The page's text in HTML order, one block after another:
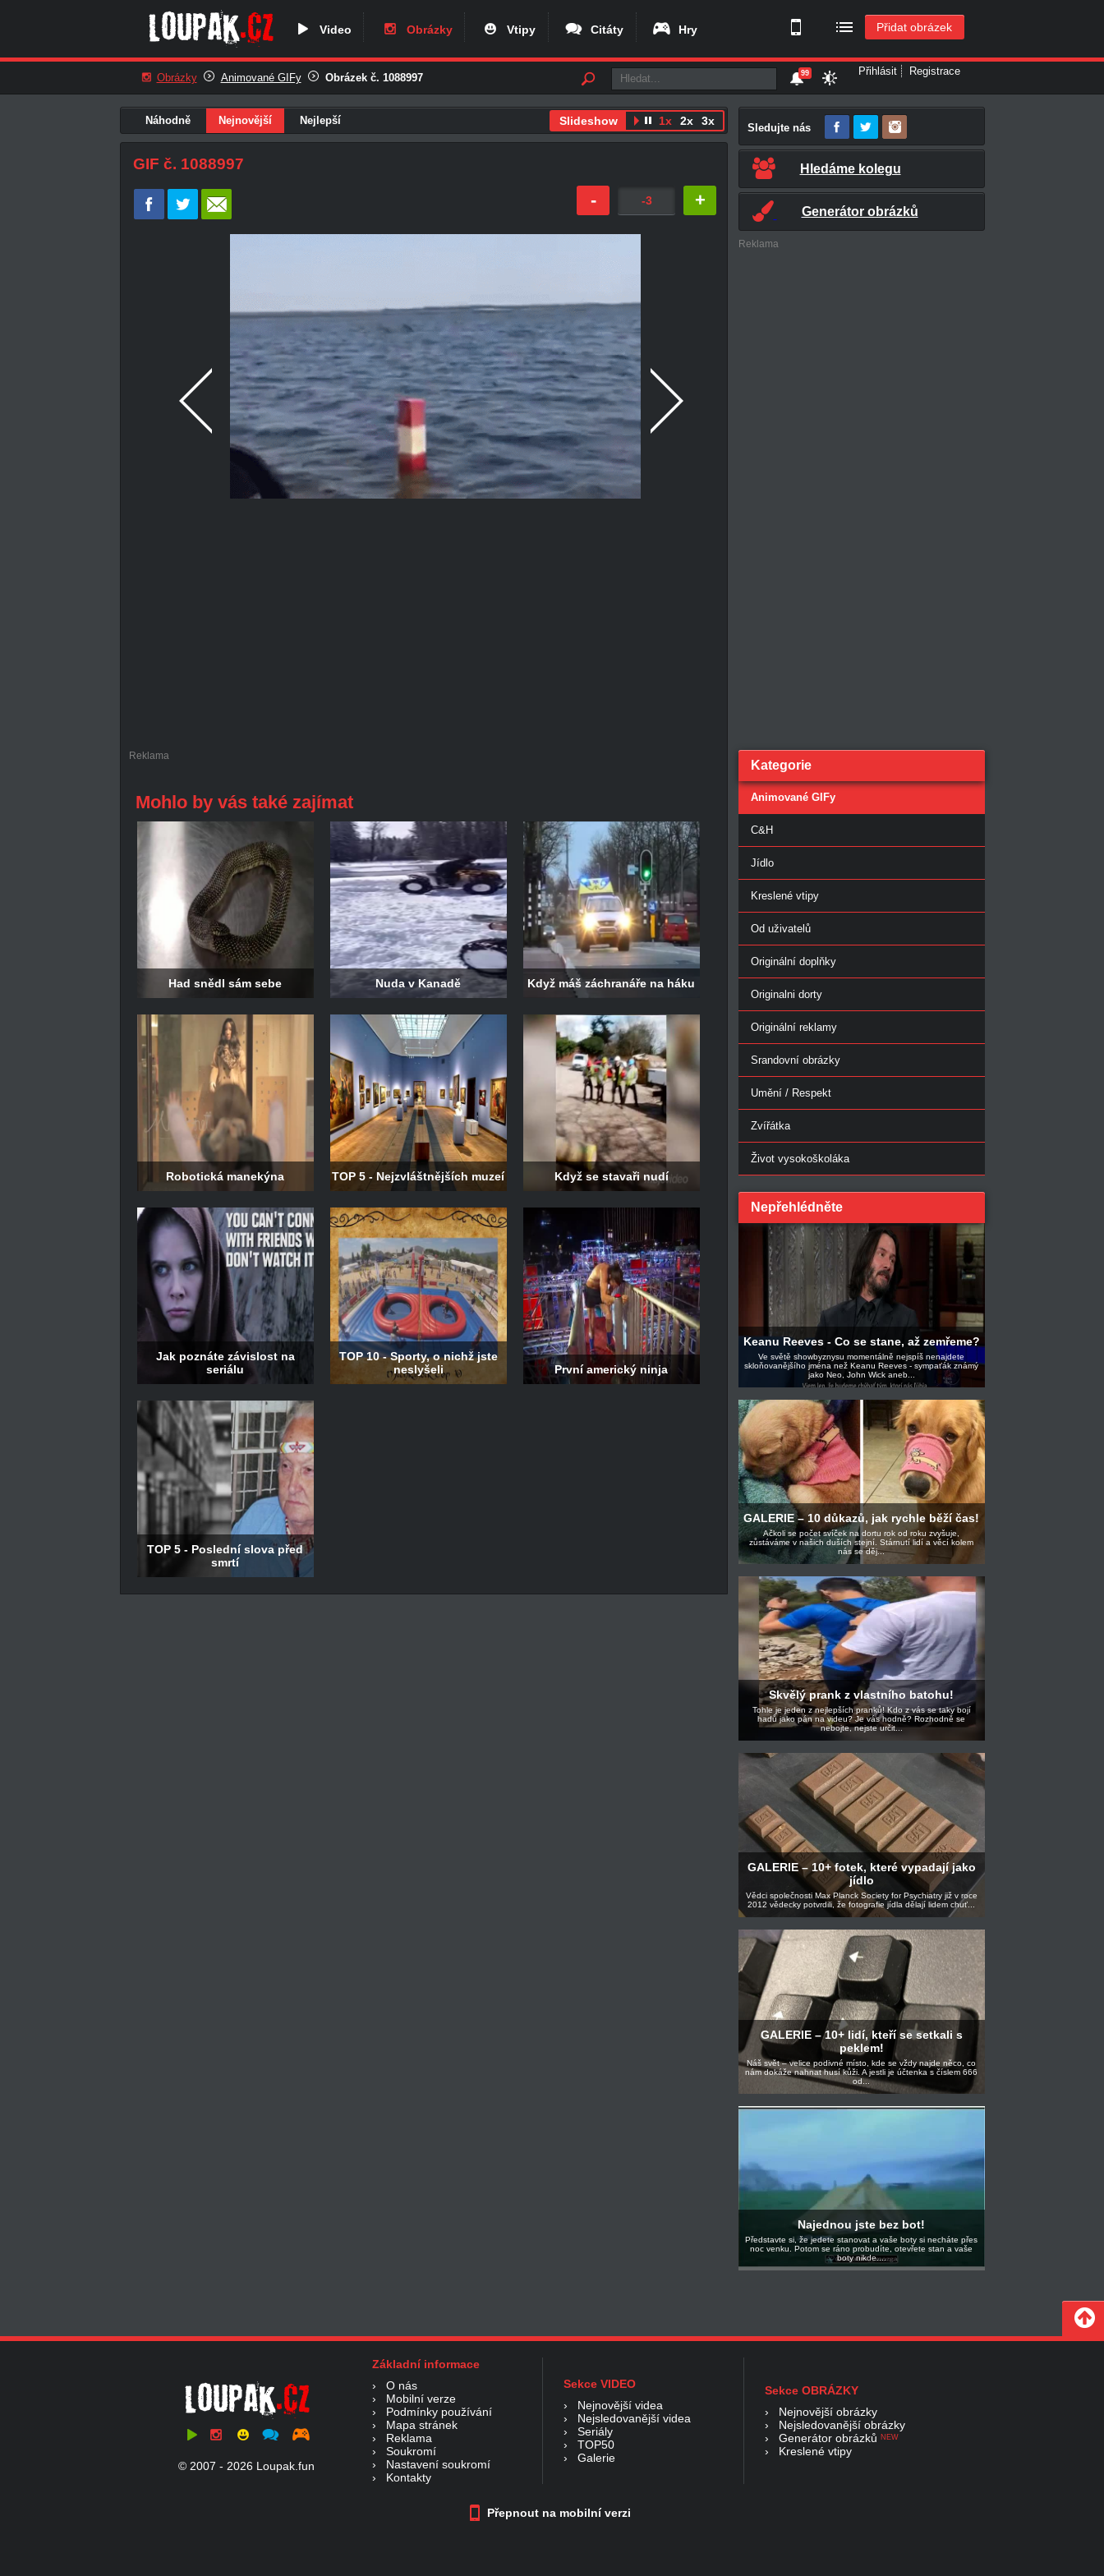
Video Obrázky Vtipy Citáty Hry Přidat obrázek
Obrázky Animované GIFy Obrázek č. 1088997
Přihlásit Registrace
99
Náhodně Nejnovější Nejlepší Slideshow 1x 2x 3x
GIF č. 1088997
- -3 +
Reklama
Mohlo by vás také zajímat
Had snědl sám sebe Nuda v Kanadě Když máš záchranáře na háku
Robotická manekýna TOP 5 - Nejzvláštnějších muzeí Když se stavaři nudí
Jak poznáte závislost na
seriálu
TOP 10 - Sporty, o nichž jste
neslyšeli
První americký ninja
TOP 5 - Poslední slova před
smrtí
Sledujte nás
Hledáme kolegu
Generátor obrázků
Reklama
Kategorie
Animované GIFy
C&H
Jídlo
Kreslené vtipy
Od uživatelů
Originální doplňky
Originalni dorty
Originální reklamy
Srandovní obrázky
Umění / Respekt
Zvířátka
Život vysokoškoláka
Nepřehlédněte
Keanu Reeves - Co se stane, až zemřeme?
Ve světě showbyznysu momentálně nejspíš nenajdete
skloňovanějšího jména než Keanu Reeves - sympaťák známý
jako Neo, John Wick aneb...
GALERIE – 10 důkazů, jak rychle běží čas!
Ačkoli se počet svíček na dortu rok od roku zvyšuje,
zůstáváme v našich duších stejní. Stárnutí lidí a věcí kolem
nás se děj...
Skvělý prank z vlastního batohu!
Tohle je jeden z nejlepších pranků! Kdo z vás se taky bojí
hadů jako pán na videu? Je vás hodně? Rozhodně se
nebojte, nejste určit...
GALERIE – 10+ fotek, které vypadají jako
jídlo
Vědci společnosti Max Planck Society for Psychiatry již v roce
2012 vědecky potvrdili, že fotografie jídla dělají lidem chuť...
GALERIE – 10+ lidí, kteří se setkali s
peklem!
Náš svět – velice podivné místo, kde se vždy najde něco, co
nám dokáže nahnat husí kůži. A jestli je účtenka s číslem 666
od...
Najednou jste bez bot!
Představte si, že jedete stanovat a vaše boty si necháte přes
noc venku. Potom se ráno probudíte, otevřete stan a vaše
boty nikde....
© 2007 - 2026 Loupak.fun
Základní informace
› O nás
› Mobilní verze
› Podmínky používání
› Mapa stránek
› Reklama
› Soukromí
› Nastavení soukromí
› Kontakty
Sekce VIDEO
› Nejnovější videa
› Nejsledovanější videa
› Seriály
› TOP50
› Galerie
Sekce OBRÁZKY
› Nejnovější obrázky
› Nejsledovanější obrázky
› Generátor obrázků NEW
› Kreslené vtipy
Přepnout na mobilní verzi